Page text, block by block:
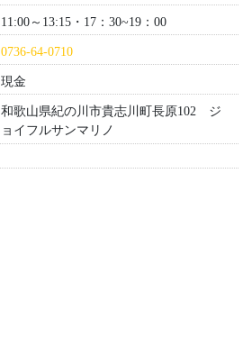
11:00～13:15・17：30~19：00
0736-64-0710
現金
和歌山県紀の川市貴志川町長原102 ジ
ョイフルサンマリノ